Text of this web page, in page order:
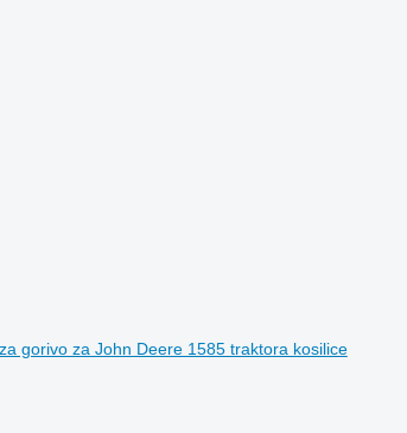
gorivo za John Deere 1585 traktora kosilice